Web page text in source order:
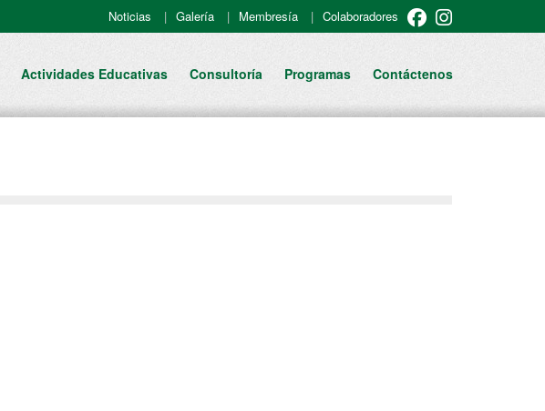
Noticias Galería Membresía Colaboradores
Actividades Educativas Consultoría Programas Contáctenos